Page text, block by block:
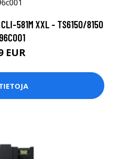
CLI-581M XXL - TS6150/8150
EUR